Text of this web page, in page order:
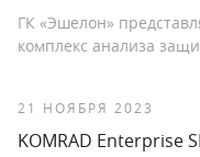
ГК «Эшелон»
комплекс анализа
21 НОЯБРЯ 2023
KOMRAD Enterprise